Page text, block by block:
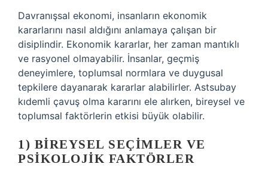
Davranışsal ekonomi, insanların ekonomik
kararlarını nasıl aldığını anlamaya çalışan bir
disiplindir. Ekonomik kararlar, her zaman mantıklı
ve rasyonel olmayabilir. İnsanlar, geçmiş
deneyimlere, toplumsal normlara ve duygusal
tepkilere dayanarak kararlar alabilirler. Astsubay
kıdemli çavuş olma kararını ele alırken, bireysel ve
toplumsal faktörlerin etkisi büyük olabilir.
1) BIREYSEL SEÇIMLER VE
PSIKOLOJIK FAKTÖRLER